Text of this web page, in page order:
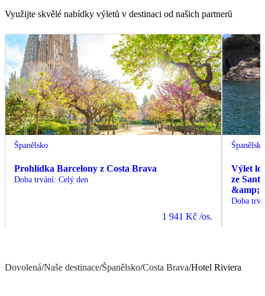
Využijte skvělé nabídky výletů v destinaci od našich partnerů
Španělsko
Prohlídka Barcelony z Costa Brava
Doba trvání: Celý den
1 941 Kč /os.
Španělsko
Výlet
ze
&amp;
Doba
Dovolená/Naše destinace/Španělsko/Costa Brava/Hotel Riviera